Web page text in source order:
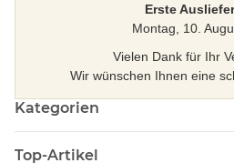
Erste
Montag, 10.
Vielen Dank für Ihr
Wir wünschen Ihnen eine
Kategorien
Top-Artikel